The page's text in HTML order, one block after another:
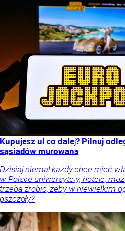
Kupujesz ul co dalej? Pilnuj
sąsiadów murowana
Dzisiaj niemal każdy chce mieć
w Polsce uniwersytety, hotele,
trzeba zrobić, żeby w niewielkim
pszczoły?